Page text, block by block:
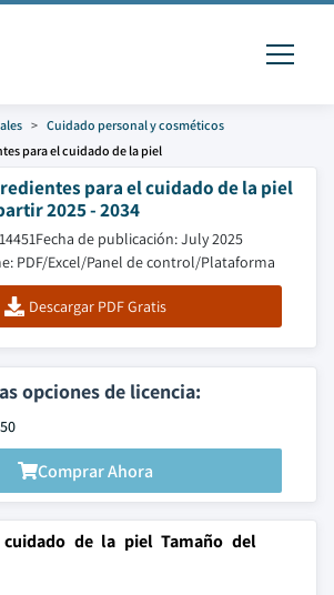
Cuidado personal y cosméticos
para el cuidado de la piel
para el cuidado de la piel
2025 - 2034
Fecha de publicación: July 2025
PDF/Excel/Panel de control/Plataforma
Descargar PDF Gratis
opciones de licencia:
Comprar Ahora
cuidado de la piel Tamaño del